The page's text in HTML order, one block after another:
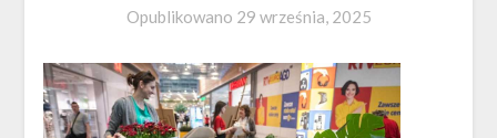
Opublikowano 29 września, 2025